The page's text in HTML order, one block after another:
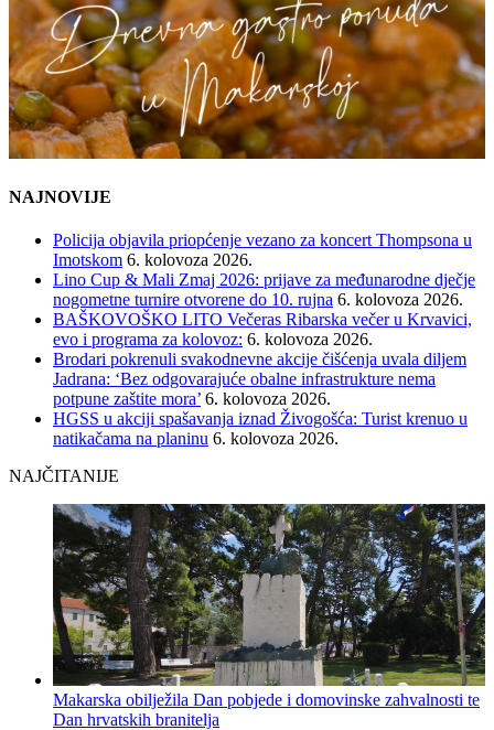
NAJNOVIJE
Policija objavila priopćenje vezano za koncert Thompsona u
Imotskom 6. kolovoza 2026.
Lino Cup & Mali Zmaj 2026: prijave za međunarodne dječje
nogometne turnire otvorene do 10. rujna 6. kolovoza 2026.
BAŠKOVOŠKO LITO Večeras Ribarska večer u Krvavici,
evo i programa za kolovoz: 6. kolovoza 2026.
Brodari pokrenuli svakodnevne akcije čišćenja uvala diljem
Jadrana: ‘Bez odgovarajuće obalne infrastrukture nema
potpune zaštite mora’ 6. kolovoza 2026.
HGSS u akciji spašavanja iznad Živogošća: Turist krenuo u
natikačama na planinu 6. kolovoza 2026.
NAJČITANIJE
Makarska obilježila Dan pobjede i domovinske zahvalnosti te
Dan hrvatskih branitelja